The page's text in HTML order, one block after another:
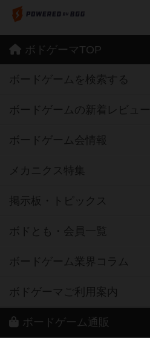
ボドゲーマTOP
ボードゲームを検索する
ボードゲームの新着レビュー
ボードゲーム会情報
メカニクス特集
掲示板・トピックス
ボドとも・会員一覧
ボードゲーム業界コラム
ボドゲーマご利用案内
ボードゲーム通販